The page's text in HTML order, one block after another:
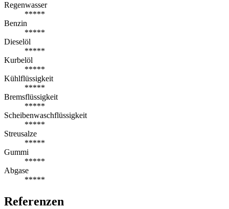
Regenwasser
*****
Benzin
*****
Dieselöl
*****
Kurbelöl
*****
Kühlflüssigkeit
*****
Bremsflüssigkeit
*****
Scheibenwaschflüssigkeit
*****
Streusalze
*****
Gummi
*****
Abgase
*****
Referenzen